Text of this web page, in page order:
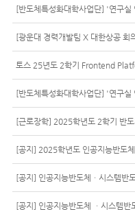
[반도체특성화대학사업단] '연구실
[광운대 경력개발팀 X 대한상공
토스 25년도 2학기 Frontend
[반도체특성화대학사업단] '연구실
[근로장학] 2025학년도 2학기 반
[공지] 2025학년도 인공지능반도
[공지] 인공지능반도체ㆍ시스템반
[공지] 인공지능반도체 ㆍ시스템